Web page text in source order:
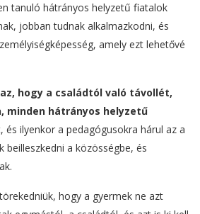
tanuló hátrányos helyzetű fiatalok
jobban tudnak alkalmazkodni, és
amely ezt lehetővé
hogy a családtól való távollét,
minden hátrányos helyzetű
és ilyenkor a pedagógusokra hárul az a
beilleszkedni a közösségbe, és
hogy a gyermek ne azt